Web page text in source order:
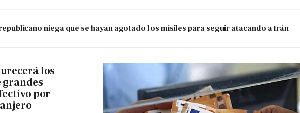
niega que se hayan agotado los misiles para seguir atacando a Irán
los
por